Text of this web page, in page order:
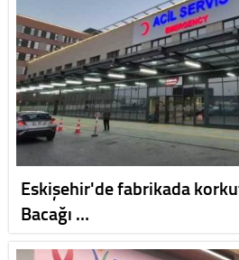
Eskişehir'de fabrikada
Bacağı …